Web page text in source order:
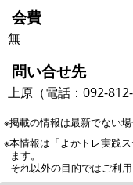
会費
無
問い合せ先
上原（電話：092-812-
※掲載の情報は最新でない
※本情報は「よかトレ実践
ます。
それ以外の目的ではご利